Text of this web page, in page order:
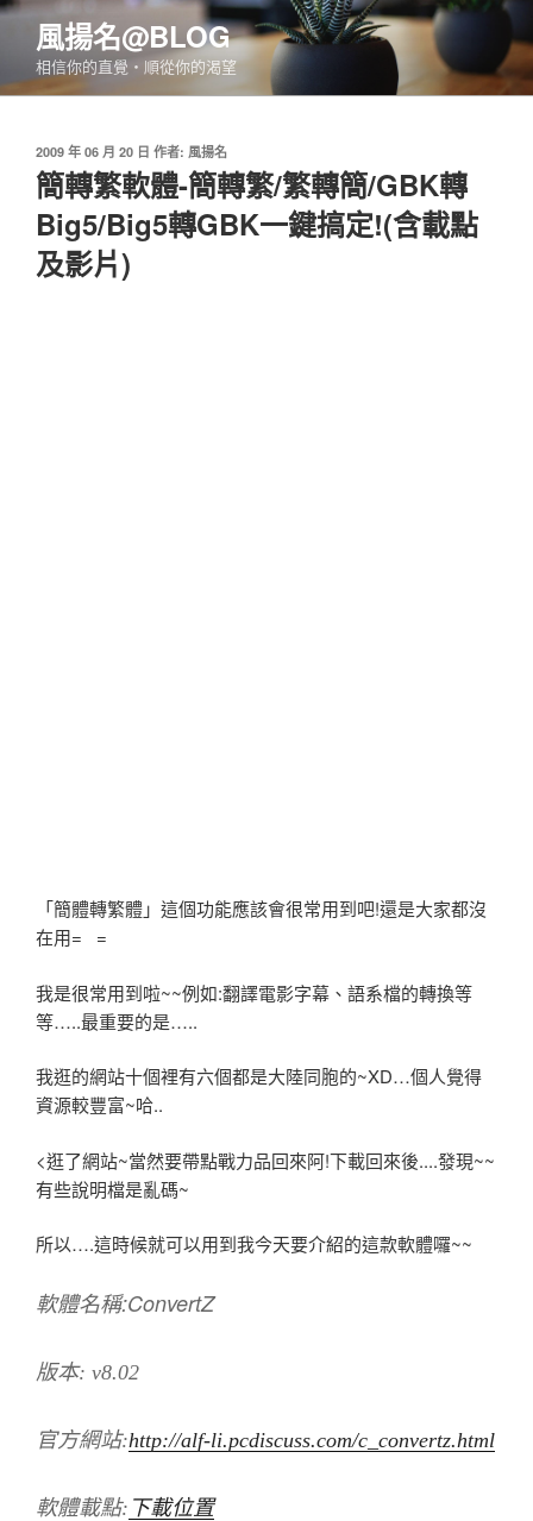
跳
要
風揚名@BLOG
相信你的直覺‧順從你的渴望
發
佈
於
2009 年 06 月 20 日 作者: 風揚名
簡轉繁軟體-簡轉繁/繁轉簡/GBK轉
Big5/Big5轉GBK一鍵搞定!(含載點
及影片)
「簡體轉繁體」這個功能應該會很常用到吧!還是大家都沒
在用= =
我是很常用到啦~~例如:翻譯電影字幕、語系檔的轉換等
等…..最重要的是…..
我逛的網站十個裡有六個都是大陸同胞的~XD…個人覺得
資源較豐富~哈..
<逛了網站~當然要帶點戰力品回來阿!下載回來後....發現~~
有些說明檔是亂碼~
所以….這時候就可以用到我今天要介紹的這款軟體囉~~
軟體名稱:ConvertZ
版本: v8.02
官方網站:http://alf-li.pcdiscuss.com/c_convertz.html
軟體載點: 下載位置